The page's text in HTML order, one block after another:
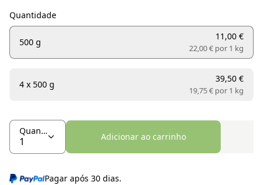
Quantidade
500 g
11,00 €
22,00 € por 1 kg
4 x 500 g
39,50 €
19,75 € por 1 kg
Quantidade
Adicionar ao carrinho
Pagar após 30 dias.